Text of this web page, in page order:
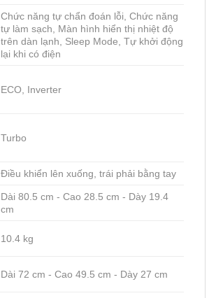
Chức năng tự chẩn đoán lỗi, Chức năng
tự làm sạch, Màn hình hiển thị nhiệt độ
trên dàn lạnh, Sleep Mode, Tự khởi động
lại khi có điện
ECO, Inverter
Turbo
Điều khiển lên xuống, trái phải bằng tay
Dài 80.5 cm - Cao 28.5 cm - Dày 19.4
cm
10.4 kg
Dài 72 cm - Cao 49.5 cm - Dày 27 cm